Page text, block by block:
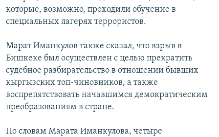
которые, возможно, проходили обучение в
специальных лагерях террористов.
Марат Иманкулов также сказал, что взрыв в
Бишкеке был осуществлен с целью прекратить
судебное разбирательство в отношении бывших
кыргызских топ-чиновников, а также
воспрепятствовать начавшимся демократическим
преобразованиям в стране.
По словам Марата Иманкулова, четыре